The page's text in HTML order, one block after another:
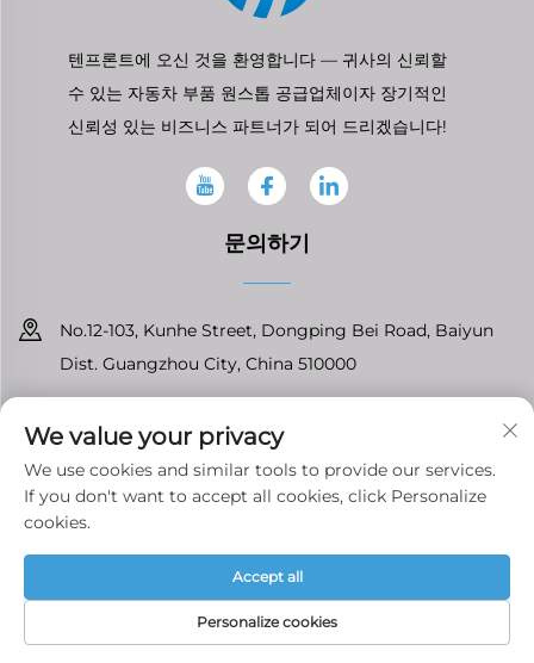
텐프론트에 오신 것을 환영합니다 — 귀사의 신뢰할
수 있는 자동차 부품 원스톱 공급업체이자 장기적인
신뢰성 있는 비즈니스 파트너가 되어 드리겠습니다!
문의하기
No.12-103, Kunhe Street, Dongping Bei Road, Baiyun
Dist. Guangzhou City, China 510000
[email protected]
Copyright © 광저우 Tenfront 오토파츠 유한회사 모든 권리 보유 개인
정보 보호정책
We value your privacy
We use cookies and similar tools to provide our services.
If you don't want to accept all cookies, click Personalize
cookies.
Personalize cookies
Accept all